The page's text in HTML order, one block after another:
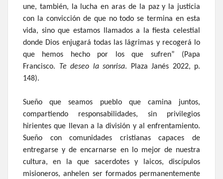
une, también, la lucha en aras de la paz y la justicia
con la convicción de que no todo se termina en esta
vida, sino que estamos llamados a la fiesta celestial
donde Dios enjugará todas las lágrimas y recogerá lo
que hemos hecho por los que sufren” (Papa
Francisco. Te deseo la sonrisa. Plaza Janés 2022, p.
148).
Sueño que seamos pueblo que camina juntos,
compartiendo responsabilidades, sin privilegios
hirientes que llevan a la división y al enfrentamiento.
Sueño con comunidades cristianas capaces de
entregarse y de encarnarse en lo mejor de nuestra
cultura, en la que sacerdotes y laicos, discípulos
misioneros, anhelen ser formados permanentemente